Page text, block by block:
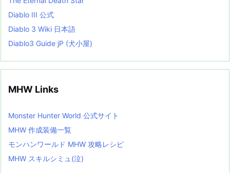
Diablo III 公式
Diablo 3 Wiki 日本語
Diablo3 Guide jP (犬小屋)
MHW Links
Monster Hunter World 公式サイト
MHW 作成装備一覧
モンハンワールド MHW 攻略レシピ
MHW スキルシミュ(泣)